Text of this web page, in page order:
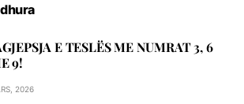
E TESLËS ME NUMRAT 3, 6
9!
2026